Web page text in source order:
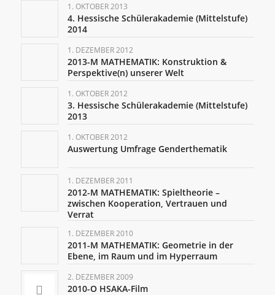
1. OKTOBER 2013
4. Hessische Schülerakademie (Mittelstufe)
2014
1. DEZEMBER 2012
2013-M MATHEMATIK: Konstruktion &
Perspektive(n) unserer Welt
1. OKTOBER 2012
3. Hessische Schülerakademie (Mittelstufe)
2013
1. OKTOBER 2012
Auswertung Umfrage Genderthematik
1. DEZEMBER 2011
2012-M MATHEMATIK: Spieltheorie –
zwischen Kooperation, Vertrauen und
Verrat
1. DEZEMBER 2010
2011-M MATHEMATIK: Geometrie in der
Ebene, im Raum und im Hyperraum
2. DEZEMBER 2009
2010-O HSAKA-Film